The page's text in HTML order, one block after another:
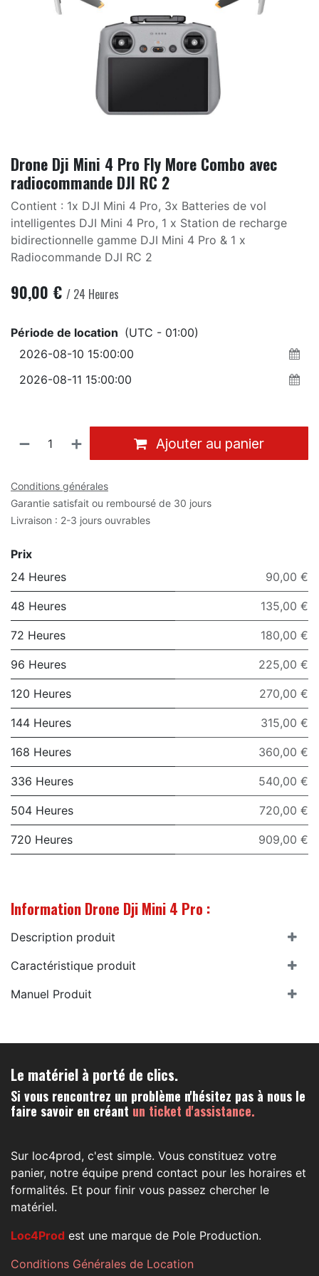
Drone Dji Mini 4 Pro Fly More Combo avec
radiocommande DJI RC 2
Contient : 1x DJI Mini 4 Pro, 3x Batteries de vol
intelligentes DJI Mini 4 Pro, 1 x Station de recharge
bidirectionnelle gamme DJI Mini 4 Pro & 1 x
Radiocommande DJI RC 2
90,00 € / 24 Heures
Période de location (UTC - 01:00)
Ajouter au panier
Conditions générales
Garantie satisfait ou remboursé de 30 jours
Livraison : 2-3 jours ouvrables
Prix
24 Heures
90,00 €
48 Heures 135,00 €
72 Heures 180,00 €
96 Heures 225,00 €
120 Heures 270,00 €
144 Heures 315,00 €
168 Heures 360,00 €
336 Heures 540,00 €
504 Heures 720,00 €
720 Heures 909,00 €
Information Drone Dji Mini 4 Pro :
Description produit
Caractéristique produit
Manuel Produit
Le matériel à porté de clics.
Si vous rencontrez un problème n'hésitez pas à nous le
faire savoir en créant un ticket d'assistance.
Sur loc4prod, c'est simple. Vous constituez votre
panier, notre équipe prend contact pour les horaires et
formalités. Et pour finir vous passez chercher le
matériel.
Loc4Prod est une marque de Pole Production.
Conditions Générales de Location